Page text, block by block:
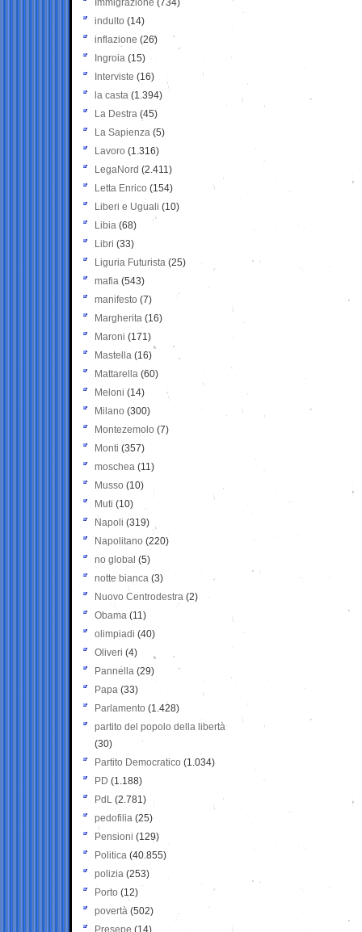
Immigrazione (734)
indulto (14)
inflazione (26)
Ingroia (15)
Interviste (16)
la casta (1.394)
La Destra (45)
La Sapienza (5)
Lavoro (1.316)
LegaNord (2.411)
Letta Enrico (154)
Liberi e Uguali (10)
Libia (68)
Libri (33)
Liguria Futurista (25)
mafia (543)
manifesto (7)
Margherita (16)
Maroni (171)
Mastella (16)
Mattarella (60)
Meloni (14)
Milano (300)
Montezemolo (7)
Monti (357)
moschea (11)
Musso (10)
Muti (10)
Napoli (319)
Napolitano (220)
no global (5)
notte bianca (3)
Nuovo Centrodestra (2)
Obama (11)
olimpiadi (40)
Oliveri (4)
Pannella (29)
Papa (33)
Parlamento (1.428)
partito del popolo della libertà
(30)
Partito Democratico (1.034)
PD (1.188)
PdL (2.781)
pedofilia (25)
Pensioni (129)
Politica (40.855)
polizia (253)
Porto (12)
povertà (502)
Presepe (14)